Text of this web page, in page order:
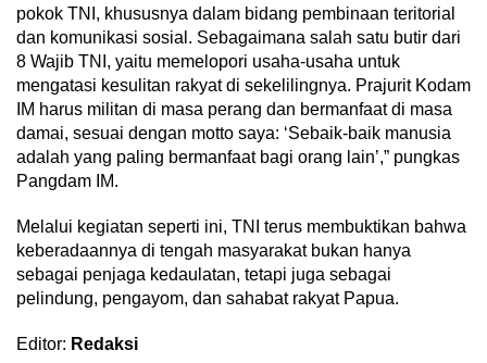
pokok TNI, khususnya dalam bidang pembinaan teritorial
dan komunikasi sosial. Sebagaimana salah satu butir dari
8 Wajib TNI, yaitu memelopori usaha-usaha untuk
mengatasi kesulitan rakyat di sekelilingnya. Prajurit Kodam
IM harus militan di masa perang dan bermanfaat di masa
damai, sesuai dengan motto saya: ‘Sebaik-baik manusia
adalah yang paling bermanfaat bagi orang lain’,” pungkas
Pangdam IM.
Melalui kegiatan seperti ini, TNI terus membuktikan bahwa
keberadaannya di tengah masyarakat bukan hanya
sebagai penjaga kedaulatan, tetapi juga sebagai
pelindung, pengayom, dan sahabat rakyat Papua.
Editor: Redaksi